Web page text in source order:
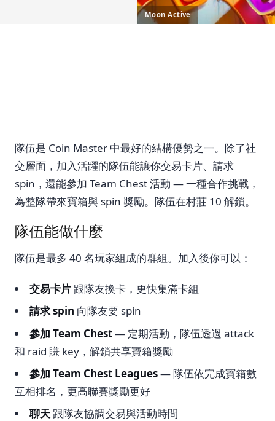
Moon Active
隊伍是 Coin Master 中最好的結構優勢之一。除了社
交層面，加入活躍的隊伍能讓你交易卡片、請求
spin，還能參加 Team Chest 活動 — 一種合作挑戰，
為整隊帶來寶箱與 spin 獎勵。隊伍在村莊 10 解鎖。
隊伍能做什麼
隊伍是最多 40 名玩家組成的群組。加入後你可以：
交易卡片 跟隊友換卡，更快集滿卡組
請求 spin 向隊友要 spin
參加 Team Chest— 定期活動，隊伍透過 attack
和 raid 賺 key，解鎖共享寶箱獎勵
參加 Team Chest Leagues— 隊伍依完成寶箱數
互相排名，更高聯賽獎勵更好
聊天 跟隊友協調交易與活動時間